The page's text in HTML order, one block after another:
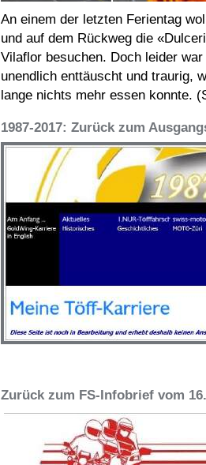
An einem der letzten Ferientag
und auf dem Rückweg die
Vilaflor besuchen. Doch leider
unendlich enttäuscht und traurig,
lange nichts mehr essen konnte.
1987-2017: Zurück zum
Zurück zum FS-Infobrief vom